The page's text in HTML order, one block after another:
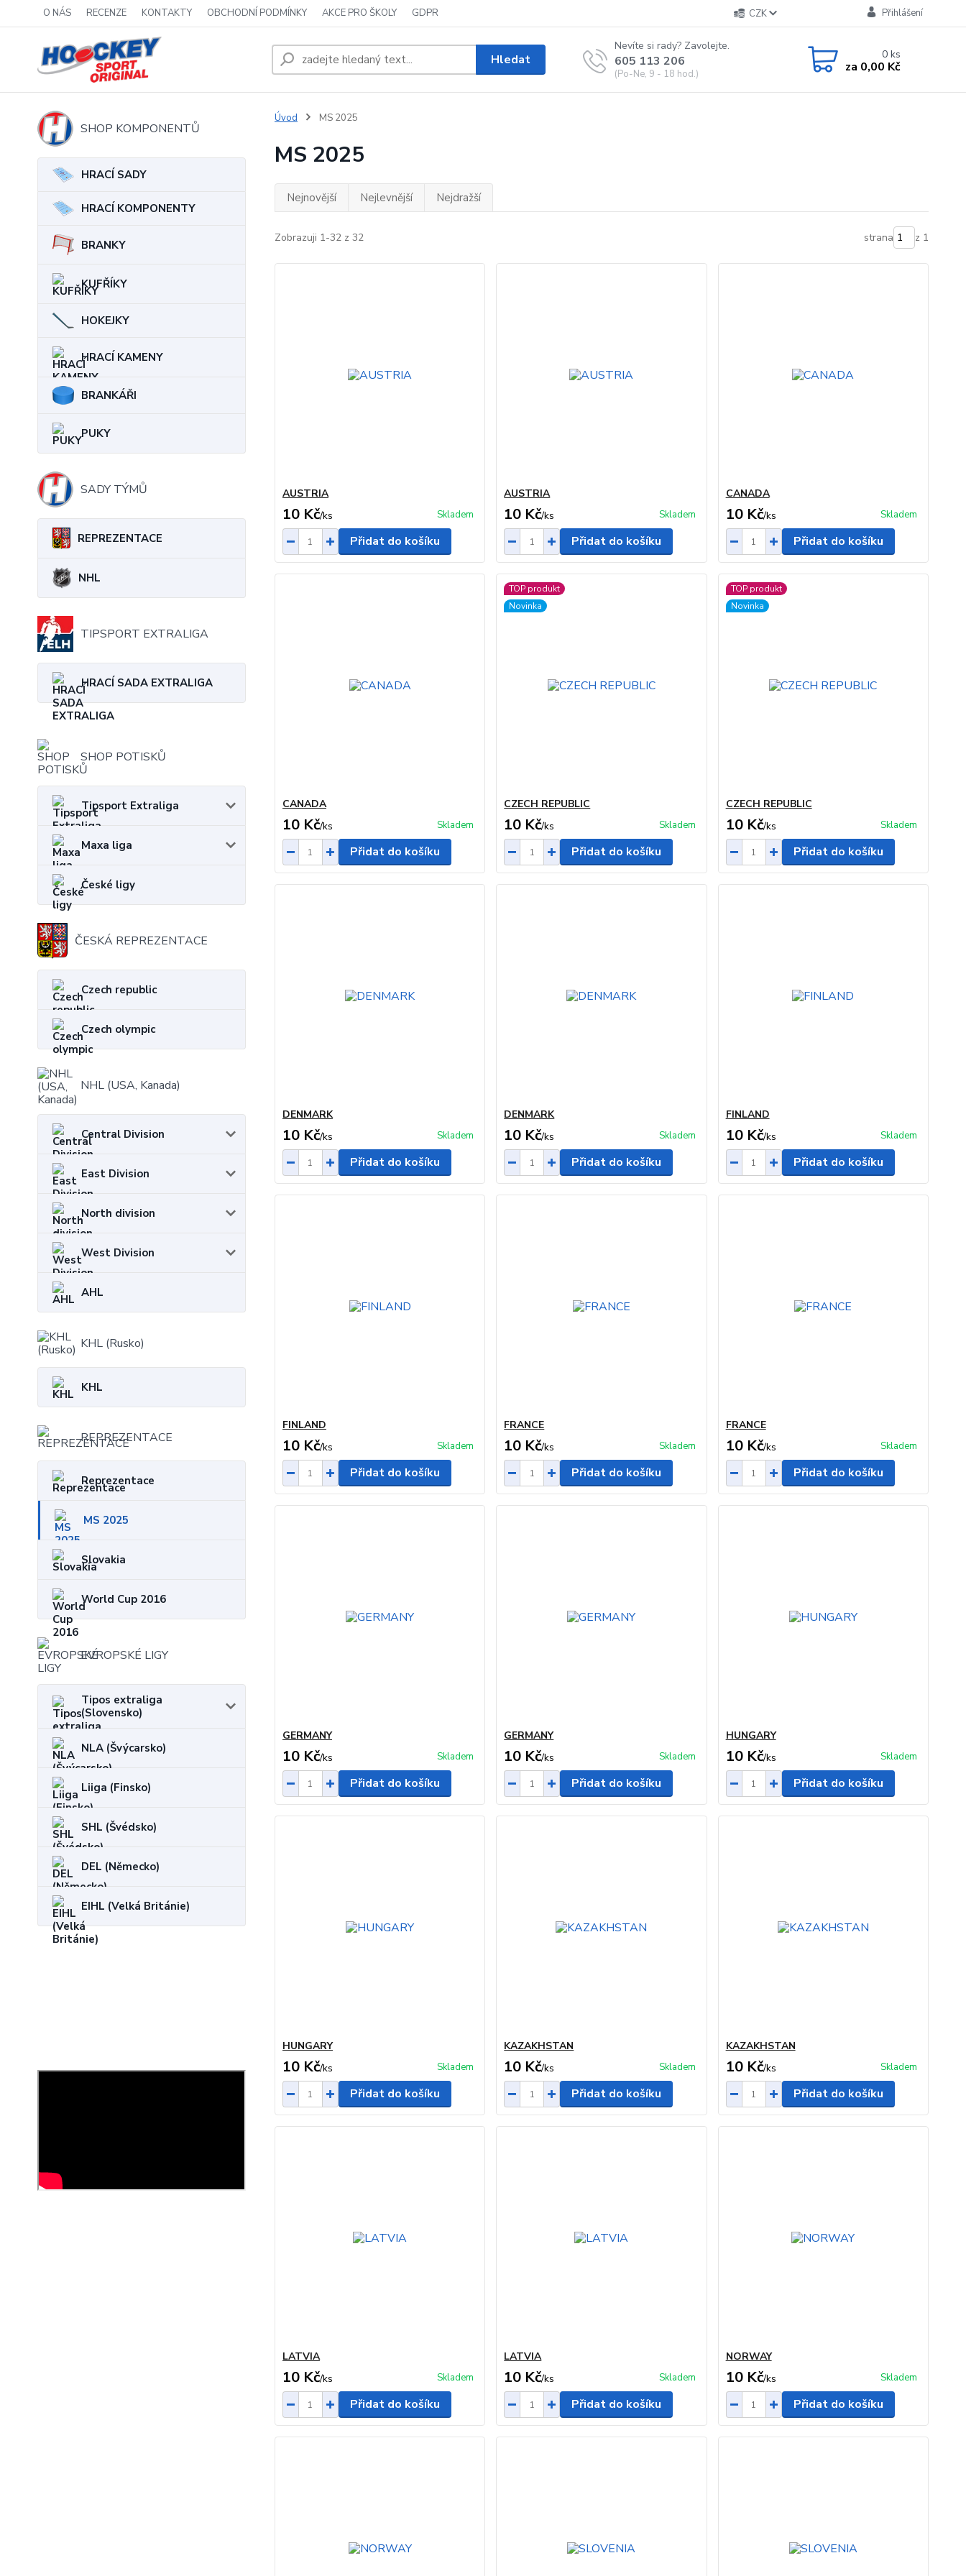
O NÁS RECENZE KONTAKTY OBCHODNÍ PODMÍNKY AKCE PRO ŠKOLY GDPR CZK Přihlášení
Hledat
Nevíte si rady? Zavolejte.
605 113 206
(Po-Ne, 9 - 18 hod.)
0ks
za 0,00 Kč
SHOP KOMPONENTŮ
HRACÍ SADY
HRACÍ KOMPONENTY
BRANKY
KUFŘÍKY
HOKEJKY
HRACÍ KAMENY
BRANKÁŘI
PUKY
SADY TÝMŮ
REPREZENTACE
NHL
TIPSPORT EXTRALIGA
HRACÍ SADA EXTRALIGA
SHOP POTISKŮ
Tipsport Extraliga
Maxa liga
České ligy
ČESKÁ REPREZENTACE
Czech republic
Czech olympic
NHL (USA, Kanada)
Central Division
East Division
North division
West Division
AHL
KHL (Rusko)
KHL
REPREZENTACE
Reprezentace
MS 2025
Slovakia
World Cup 2016
EVROPSKÉ LIGY
Tipos extraliga
(Slovensko)
NLA (Švýcarsko)
Liiga (Finsko)
SHL (Švédsko)
DEL (Německo)
EIHL (Velká Británie)
Úvod MS 2025
MS 2025
Nejnovější Nejlevnější Nejdražší
Zobrazuji 1-32 z 32 strana z 1
AUSTRIA
10 Kč/ks Skladem
Přidat do košíku
AUSTRIA
10 Kč/ks Skladem
Přidat do košíku
CANADA
10 Kč/ks Skladem
Přidat do košíku
CANADA
10 Kč/ks Skladem
Přidat do košíku
TOP produkt
Novinka
CZECH REPUBLIC
10 Kč/ks Skladem
Přidat do košíku
TOP produkt
Novinka
CZECH REPUBLIC
10 Kč/ks Skladem
Přidat do košíku
DENMARK
10 Kč/ks Skladem
Přidat do košíku
DENMARK
10 Kč/ks Skladem
Přidat do košíku
FINLAND
10 Kč/ks Skladem
Přidat do košíku
FINLAND
10 Kč/ks Skladem
Přidat do košíku
FRANCE
10 Kč/ks Skladem
Přidat do košíku
FRANCE
10 Kč/ks Skladem
Přidat do košíku
GERMANY
10 Kč/ks Skladem
Přidat do košíku
GERMANY
10 Kč/ks Skladem
Přidat do košíku
HUNGARY
10 Kč/ks Skladem
Přidat do košíku
HUNGARY
10 Kč/ks Skladem
Přidat do košíku
KAZAKHSTAN
10 Kč/ks Skladem
Přidat do košíku
KAZAKHSTAN
10 Kč/ks Skladem
Přidat do košíku
LATVIA
10 Kč/ks Skladem
Přidat do košíku
LATVIA
10 Kč/ks Skladem
Přidat do košíku
NORWAY
10 Kč/ks Skladem
Přidat do košíku